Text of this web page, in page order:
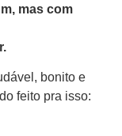
mas com
bonito e
feito pra isso: